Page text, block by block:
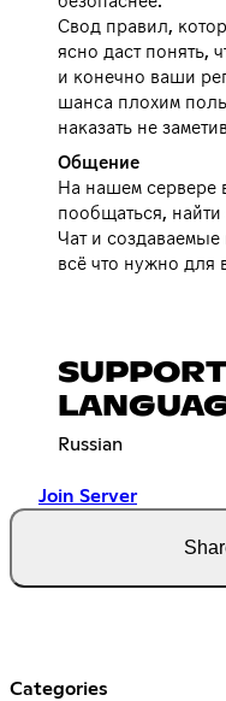
Свод правил,
ясно даст понять,
и конечно ваши
шанса плохим
наказать не
Общение
На нашем сервере
пообщаться,
Чат и создаваемые
всё что нужно
Russian
Join Server
Categories